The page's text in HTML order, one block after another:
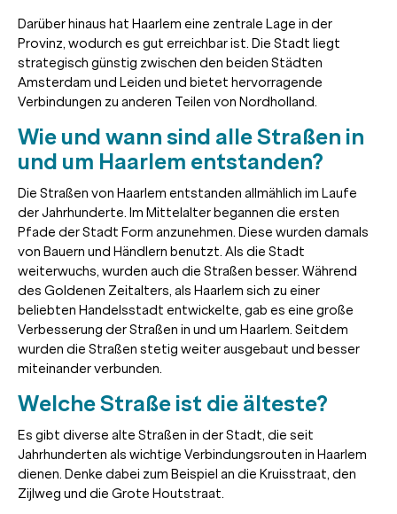
Darüber hinaus hat Haarlem eine zentrale Lage in der
Provinz, wodurch es gut erreichbar ist. Die Stadt liegt
strategisch günstig zwischen den beiden Städten
Amsterdam und Leiden und bietet hervorragende
Verbindungen zu anderen Teilen von Nordholland.
Wie und wann sind alle Straßen in
und um Haarlem entstanden?
Die Straßen von Haarlem entstanden allmählich im Laufe
der Jahrhunderte. Im Mittelalter begannen die ersten
Pfade der Stadt Form anzunehmen. Diese wurden damals
von Bauern und Händlern benutzt. Als die Stadt
weiterwuchs, wurden auch die Straßen besser. Während
des Goldenen Zeitalters, als Haarlem sich zu einer
beliebten Handelsstadt entwickelte, gab es eine große
Verbesserung der Straßen in und um Haarlem. Seitdem
wurden die Straßen stetig weiter ausgebaut und besser
miteinander verbunden.
Welche Straße ist die älteste?
Es gibt diverse alte Straßen in der Stadt, die seit
Jahrhunderten als wichtige Verbindungsrouten in Haarlem
dienen. Denke dabei zum Beispiel an die Kruisstraat, den
Zijlweg und die Grote Houtstraat.